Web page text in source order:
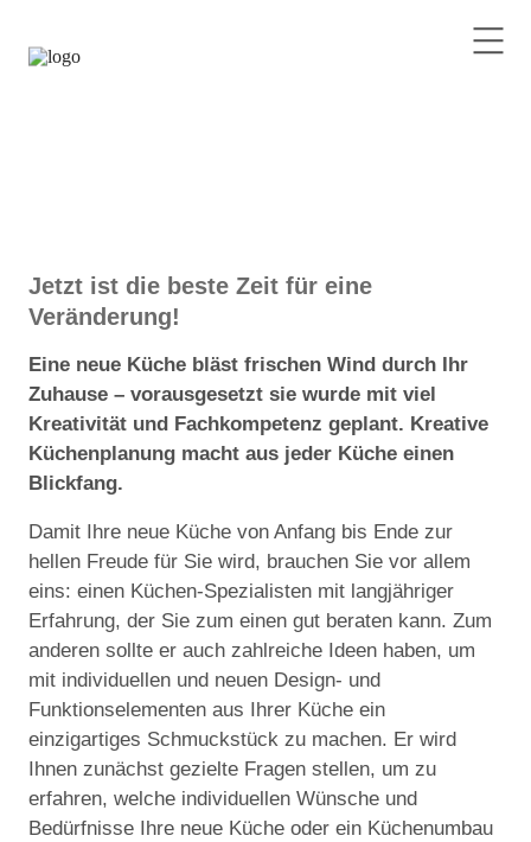
Jetzt ist die beste Zeit für eine
Veränderung!
Eine neue Küche bläst frischen Wind durch Ihr
Zuhause – vorausgesetzt sie wurde mit viel
Kreativität und Fachkompetenz geplant. Kreative
Küchenplanung macht aus jeder Küche einen
Blickfang.
Damit Ihre neue Küche von Anfang bis Ende zur
hellen Freude für Sie wird, brauchen Sie vor allem
eins: einen Küchen-Spezialisten mit langjähriger
Erfahrung, der Sie zum einen gut beraten kann. Zum
anderen sollte er auch zahlreiche Ideen haben, um
mit individuellen und neuen Design- und
Funktionselementen aus Ihrer Küche ein
einzigartiges Schmuckstück zu machen. Er wird
Ihnen zunächst gezielte Fragen stellen, um zu
erfahren, welche individuellen Wünsche und
Bedürfnisse Ihre neue Küche oder ein Küchenumbau